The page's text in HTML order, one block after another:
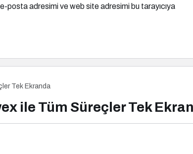
posta adresimi ve web site adresimi bu tarayıcıya
Tek Ekranda
ile Tüm Süreçler Tek